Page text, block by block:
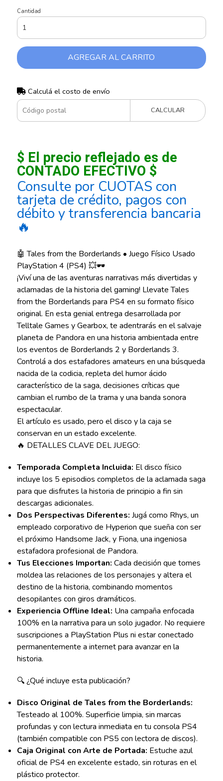
Cantidad
AGREGAR AL CARRITO
Calculá el costo de envío
CALCULAR
$ El precio reflejado es de
CONTADO EFECTIVO $
Consulte por CUOTAS con
tarjeta de crédito, pagos con
débito y transferencia bancaria
🔥
🤖 Tales from the Borderlands • Juego Físico Usado
PlayStation 4 (PS4) 💥🕶️
¡Viví una de las aventuras narrativas más divertidas y
aclamadas de la historia del gaming! Llevate Tales
from the Borderlands para PS4 en su formato físico
original. En esta genial entrega desarrollada por
Telltale Games y Gearbox, te adentrarás en el salvaje
planeta de Pandora en una historia ambientada entre
los eventos de Borderlands 2 y Borderlands 3.
Controlá a dos estafadores amateurs en una búsqueda
nacida de la codicia, repleta del humor ácido
característico de la saga, decisiones críticas que
cambian el rumbo de la trama y una banda sonora
espectacular.
El artículo es usado, pero el disco y la caja se
conservan en un estado excelente.
🔥 DETALLES CLAVE DEL JUEGO:
Temporada Completa Incluida: El disco físico
incluye los 5 episodios completos de la aclamada saga
para que disfrutes la historia de principio a fin sin
descargas adicionales.
Dos Perspectivas Diferentes: Jugá como Rhys, un
empleado corporativo de Hyperion que sueña con ser
el próximo Handsome Jack, y Fiona, una ingeniosa
estafadora profesional de Pandora.
Tus Elecciones Importan: Cada decisión que tomes
moldea las relaciones de los personajes y altera el
destino de la historia, combinando momentos
desopilantes con giros dramáticos.
Experiencia Offline Ideal: Una campaña enfocada
100% en la narrativa para un solo jugador. No requiere
suscripciones a PlayStation Plus ni estar conectado
permanentemente a internet para avanzar en la
historia.
🔍 ¿Qué incluye esta publicación?
Disco Original de Tales from the Borderlands:
Testeado al 100%. Superficie limpia, sin marcas
profundas y con lectura inmediata en tu consola PS4
(también compatible con PS5 con lectora de discos).
Caja Original con Arte de Portada: Estuche azul
oficial de PS4 en excelente estado, sin roturas en el
plástico protector.